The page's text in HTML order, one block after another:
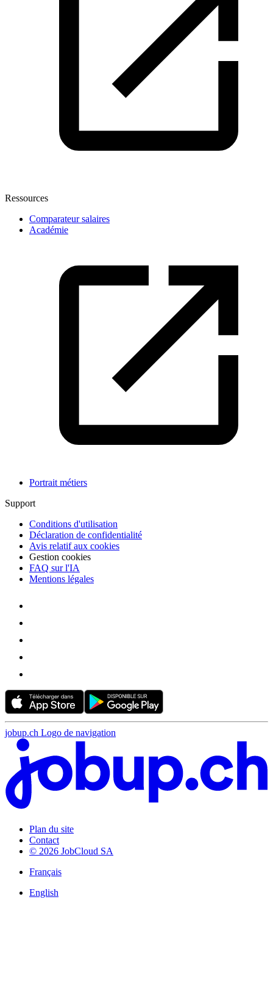
Ressources
Comparateur salaires
Académie
Portrait métiers
Support
Conditions d'utilisation
Déclaration de confidentialité
Avis relatif aux cookies
Gestion cookies
FAQ sur l'IA
Mentions légales
jobup.ch Logo de navigation
Plan du site
Contact
© 2026 JobCloud SA
Français
English